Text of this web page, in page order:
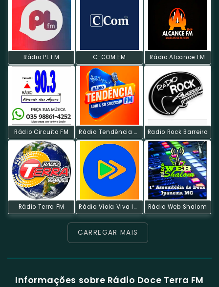
Rádio PL FM C-COM FM Rádio Alcance FM
Rádio Circuito FM Rádio Tendência FM Radio Rock Barreiro
Rádio Terra FM Rádio Viola Viva Instrumental Rádio Web Shalom
CARREGAR MAIS
Informações sobre Rádio Doce Terra FM